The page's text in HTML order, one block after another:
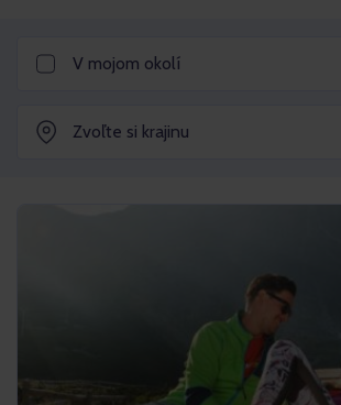
V mojom okolí
Zvoľte si krajinu